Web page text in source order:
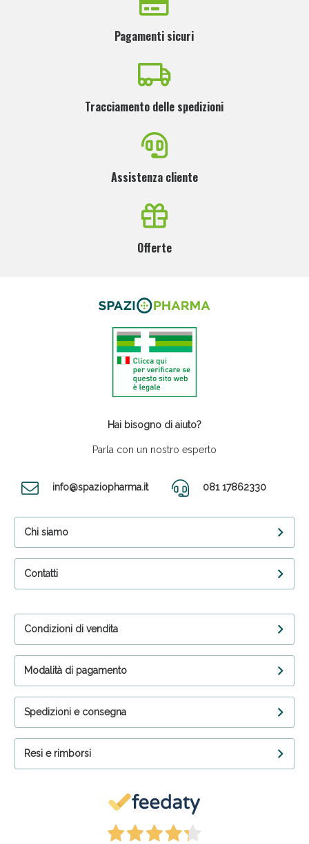
Pagamenti sicuri
Tracciamento delle spedizioni
Assistenza cliente
Offerte
Hai bisogno di aiuto?
Parla con un nostro esperto
info@spaziopharma.it 081 17862330
Chi siamo
Contatti
Condizioni di vendita
Modalità di pagamento
Spedizioni e consegna
Resi e rimborsi